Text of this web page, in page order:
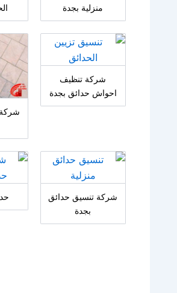
منزلية بجدة
شركة تنظيف
احواش حدائق بجدة
شركة تنسيق حدائق
بجدة